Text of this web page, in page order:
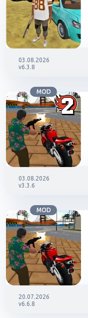
03.08.2026
v6.3.8
MOD
03.08.2026
v3.3.6
MOD
20.07.2026
v6.6.8